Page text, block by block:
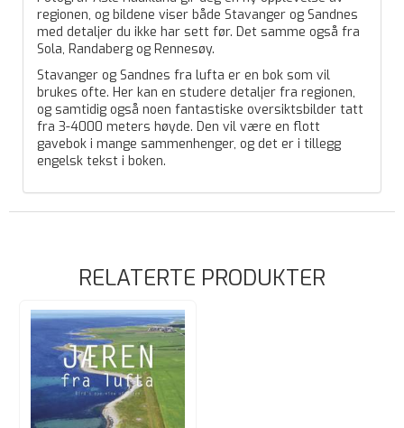
regionen, og bildene viser både Stavanger og Sandnes
med detaljer du ikke har sett før. Det samme også fra
Sola, Randaberg og Rennesøy.
Stavanger og Sandnes fra lufta er en bok som vil
brukes ofte. Her kan en studere detaljer fra regionen,
og samtidig også noen fantastiske oversiktsbilder tatt
fra 3-4000 meters høyde. Den vil være en flott
gavebok i mange sammenhenger, og det er i tillegg
engelsk tekst i boken.
RELATERTE PRODUKTER